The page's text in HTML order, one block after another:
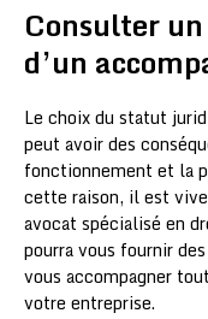
Consulter
d’un
Le choix du statut
peut avoir des
fonctionnement et la
cette raison, il est
avocat spécialisé en
pourra vous fournir
vous accompagner
votre entreprise.